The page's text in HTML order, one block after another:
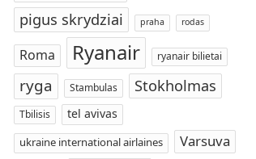
pigus skrydziai praha rodas
Roma Ryanair ryanair bilietai
ryga Stambulas Stokholmas
Tbilisis tel avivas
ukraine international airlaines Varsuva